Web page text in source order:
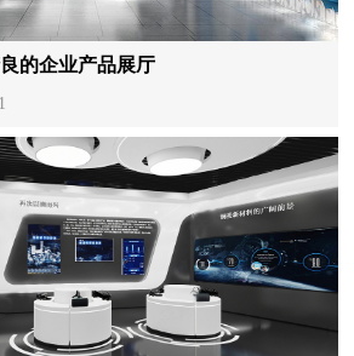
的企业产品展厅